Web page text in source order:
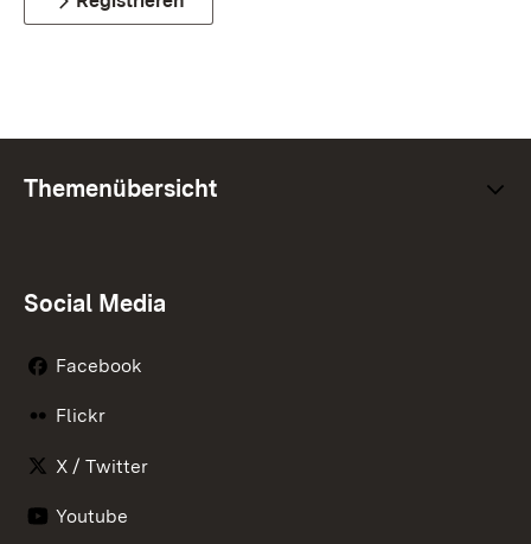
Themenübersicht
Social Media
Facebook
Flickr
X / Twitter
Youtube